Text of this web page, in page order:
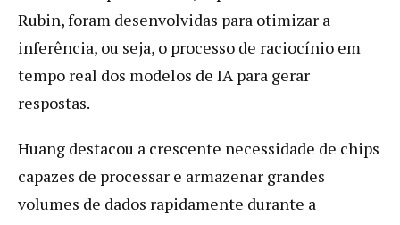
Rubin, foram desenvolvidas para otimizar a
inferência, ou seja, o processo de raciocínio em
tempo real dos modelos de IA para gerar
respostas.
Huang destacou a crescente necessidade de chips
capazes de processar e armazenar grandes
volumes de dados rapidamente durante a